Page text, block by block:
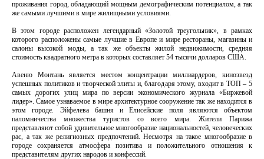
проживания город, обладающий мощным демографическим потенциалом, а так
же самыми лучшими в мире жилищными условиями.
В этом городе расположен легендарный «Золотой треугольник», в рамках
которого расположены самые лучшие в Европе и мире рестораны, магазины и
салоны высокой моды, а так же объекты жилой недвижимости, средняя
стоимость квадратного метра в которых составляет 54 тысячи долларов США.
Авеню Монтань является местом концентрации миллиардеров, кинозвезд
успешных политиков и творческой элиты и, благодаря этому, входит в ТОП – 5
самых дорогих улиц мира по версии экономического журнала «Биржевой
лидер». Самое узнаваемое в мире архитектурное сооружение так же находится в
этом городе. Эйфелева башня и Елисейские поля являются объектом
паломничества множества туристов со всего мира. Жители Парижа
представляют собой удивительное многообразие национальностей, человеческих
рас, а так же религиозных предпочтений. Несмотря на такое многообразие в
городе сохраняется атмосфера позитива и положительного отношения к
представителям других народов и конфессий.